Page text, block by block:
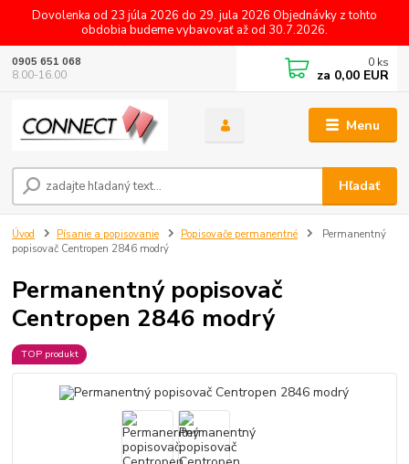
Dovolenka od 23 júla 2026 do 29. jula 2026 Objednávky z tohto
obdobia budeme vybavovať až od 30.7.2026.
Menu
Hľadať
0905 651 068
8.00-16.00
0 ks
za 0,00 EUR
Úvod Písanie a popisovanie Popisovače permanentné
Permanentný
popisovač Centropen 2846 modrý
Permanentný popisovač
Centropen 2846 modrý
TOP produkt